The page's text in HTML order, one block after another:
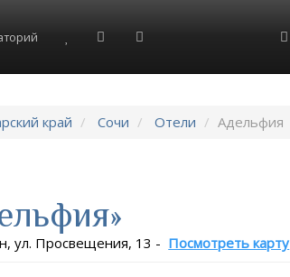
край Сочи Отели Адельфия
ул. Просвещения, 13 - Посмотреть карту